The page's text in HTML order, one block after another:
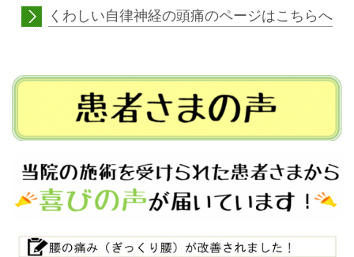
くわしい自律神経の頭痛のページはこちらへ